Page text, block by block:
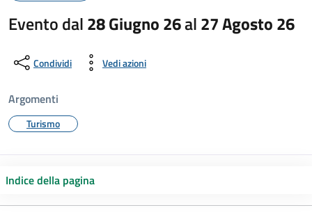
Evento dal28 Giugno 26al27 Agosto 26
Condividi Vedi azioni
Argomenti
Turismo
Indice della pagina